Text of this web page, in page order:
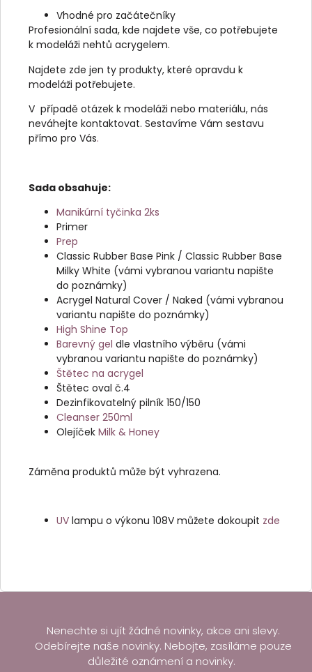
Vhodné pro začátečníky
Profesionální sada, kde najdete vše, co potřebujete
k modeláži nehtů acrygelem.
Najdete zde jen ty produkty, které opravdu k
modeláži potřebujete.
V případě otázek k modeláži nebo materiálu, nás
neváhejte kontaktovat. Sestavíme Vám sestavu
přímo pro Vás.
Sada obsahuje:
Manikúrní tyčinka 2ks
Primer
Prep
Classic Rubber Base Pink / Classic Rubber Base
Milky White (vámi vybranou variantu napište
do poznámky)
Acrygel Natural Cover / Naked (vámi vybranou
variantu napište do poznámky)
High Shine Top
Barevný gel dle vlastního výběru (vámi
vybranou variantu napište do poznámky)
Štětec na acrygel
Štětec oval č.4
Dezinfikovatelný pilník 150/150
Cleanser 250ml
Olejíček Milk & Honey
Záměna produktů může být vyhrazena.
UV lampu o výkonu 108V můžete dokoupit zde
Nenechte si ujít žádné novinky, akce ani slevy.
Odebírejte naše novinky. Nebojte, zasíláme pouze
důležité oznámení a novinky.